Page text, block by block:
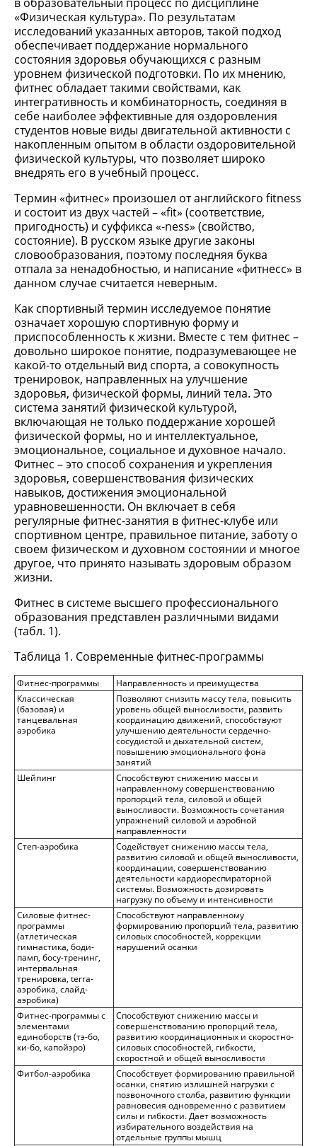
«Физическая культура». По результатам
исследований указанных авторов, такой подход
обеспечивает поддержание нормального
состояния здоровья обучающихся с разным
уровнем физической подготовки. По их мнению,
фитнес обладает такими свойствами, как
интегративность и комбинаторность, соединяя в
себе наиболее эффективные для оздоровления
студентов новые виды двигательной активности с
накопленным опытом в области оздоровительной
физической культуры, что позволяет широко
внедрять его в учебный процесс.
Термин «фитнес» произошел от английского fitness
и состоит из двух частей – «fit» (соответствие,
пригодность) и суффикса «-ness» (свойство,
состояние). В русском языке другие законы
словообразования, поэтому последняя буква
отпала за ненадобностью, и написание «фитнесс» в
данном случае считается неверным.
Как спортивный термин исследуемое понятие
означает хорошую спортивную форму и
приспособленность к жизни. Вместе с тем фитнес –
довольно широкое понятие, подразумевающее не
какой-то отдельный вид спорта, а совокупность
тренировок, направленных на улучшение
здоровья, физической формы, линий тела. Это
система занятий физической культурой,
включающая не только поддержание хорошей
физической формы, но и интеллектуальное,
эмоциональное, социальное и духовное начало.
Фитнес – это способ сохранения и укрепления
здоровья, совершенствования физических
навыков, достижения эмоциональной
уравновешенности. Он включает в себя
регулярные фитнес-занятия в фитнес-клубе или
спортивном центре, правильное питание, заботу о
своем физическом и духовном состоянии и многое
другое, что принято называть здоровым образом
жизни.
Фитнес в системе высшего профессионального
образования представлен различными видами
(табл. 1).
Таблица 1. Современные фитнес-программы
Фитнес-программы
Направленность и преимущества
Классическая
(базовая) и
танцевальная
аэробика
Позволяют снизить массу тела, повысить
уровень общей выносливости, развить
координацию движений, способствуют
улучшению деятельности сердечно-
сосудистой и дыхательной систем,
повышению эмоционального фона
занятий
Шейпинг
Способствуют снижению массы и
направленному совершенствованию
пропорций тела, силовой и общей
выносливости. Возможность сочетания
упражнений силовой и аэробной
направленности
Степ-аэробика
Содействует снижению массы тела,
развитию силовой и общей выносливости,
координации, совершенствованию
деятельности кардиореспираторной
системы. Возможность дозировать
нагрузку по объему и интенсивности
Силовые фитнес-
программы
(атлетическая
гимнастика, боди-
памп, босу-тренинг,
интервальная
тренировка, terra-
аэробика, слайд-
аэробика)
Способствуют направленному
формированию пропорций тела, развитию
силовых способностей, коррекции
нарушений осанки
Фитнес-программы с
элементами
единоборств (тэ-бо,
ки-бо, капойэро)
Способствуют снижению массы и
совершенствованию пропорций тела,
развитию координационных и скоростно-
силовых способностей, гибкости,
скоростной и общей выносливости
Фитбол-аэробика
Способствует формированию правильной
осанки, снятию излишней нагрузки с
позвоночного столба, развитию функции
равновесия одновременно с развитием
силы и гибкости. Дает возможность
избирательного воздействия на
отдельные группы мышц